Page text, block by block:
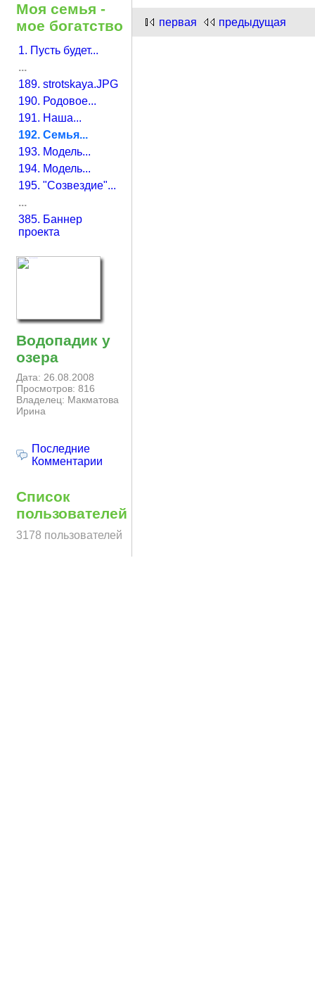
Моя семья -
мое богатство
1. Пусть будет...
...
189. strotskaya.JPG
190. Родовое...
191. Наша...
192. Семья...
193. Модель...
194. Модель...
195. "Созвездие"...
...
385. Баннер
проекта
Водопадик у
озера
Дата: 26.08.2008
Просмотров: 816
Владелец: Макматова
Ирина
Последние
Комментарии
Список
пользователей
3178 пользователей
первая предыдущая